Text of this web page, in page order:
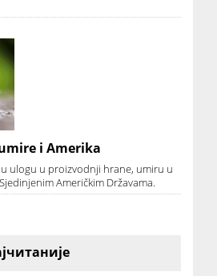
i Amerika
ulogu u proizvodnji hrane, umiru u
Američkim Državama.